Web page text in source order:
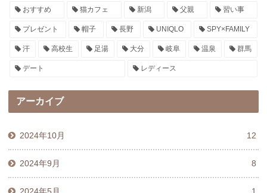
おすすめ 猫カフェ 新潟 父親 習い事
プレゼント 帽子 長野 UNIQLO SPY×FAMILY
汗 高校生 足湯 大分 岐阜 温泉 群馬
デート レディース
アーカイブ
2024年10月 12
2024年9月 8
2024年5月 1